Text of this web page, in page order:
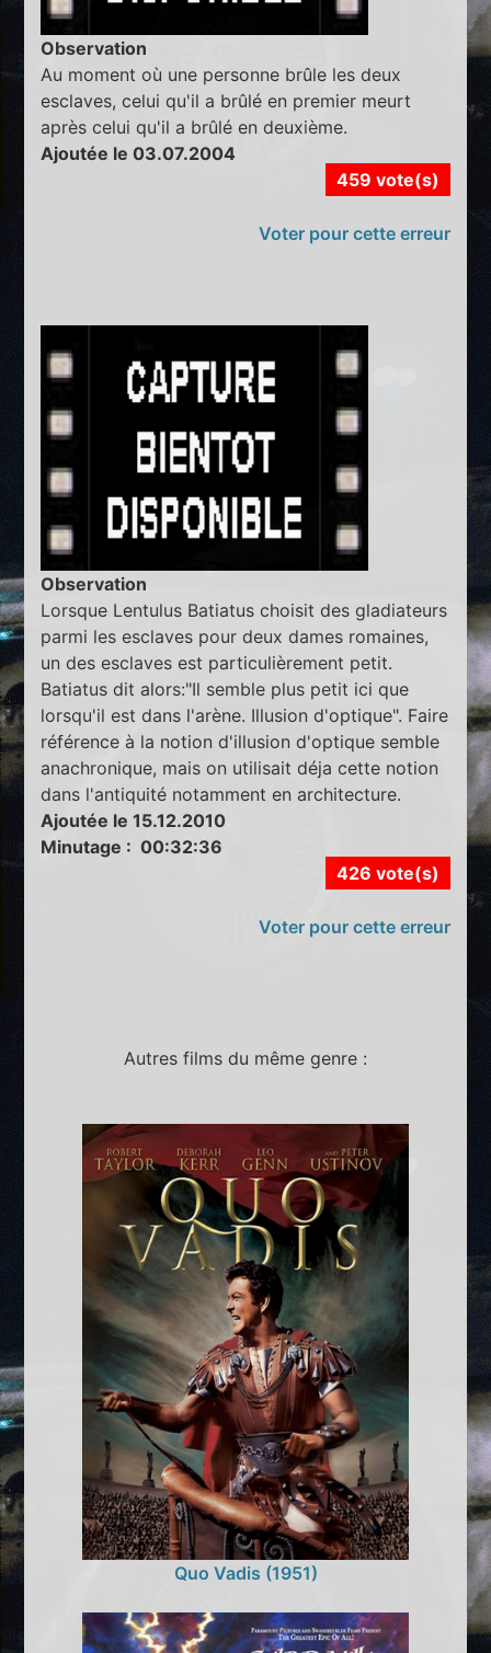
Observation
Au moment où une personne brûle les deux
esclaves, celui qu'il a brûlé en premier meurt
après celui qu'il a brûlé en deuxième.
Ajoutée le 03.07.2004
459 vote(s)
Voter pour cette erreur
Observation
Lorsque Lentulus Batiatus choisit des gladiateurs
parmi les esclaves pour deux dames romaines,
un des esclaves est particulièrement petit.
Batiatus dit alors:"Il semble plus petit ici que
lorsqu'il est dans l'arène. Illusion d'optique". Faire
référence à la notion d'illusion d'optique semble
anachronique, mais on utilisait déja cette notion
dans l'antiquité notamment en architecture.
Ajoutée le 15.12.2010
Minutage : 00:32:36
426 vote(s)
Voter pour cette erreur
Autres films du même genre :
Quo Vadis (1951)